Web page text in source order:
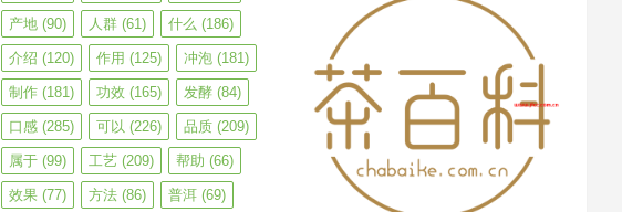
产地(90) 人群(61) 什么 (186)
介绍 (120) 作用 (125) 冲泡(181)
制作(181) 功效 (165) 发酵(84)
口感(285) 可以 (226) 品质(209)
属于(99) 工艺(209) 帮助 (66)
效果(77) 方法(86) 普洱(69)